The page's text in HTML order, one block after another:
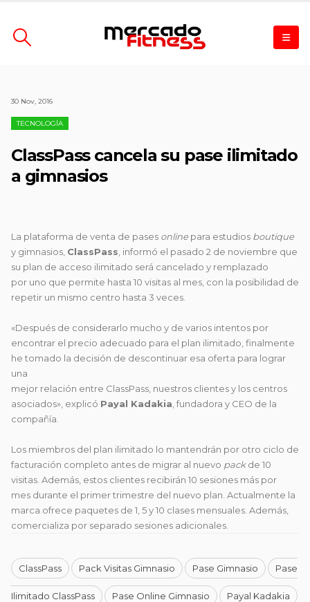
30 Nov, 2016
TECNOLOGÍA
ClassPass cancela su pase ilimitado
a gimnasios
La plataforma de venta de pases onlinepara estudios boutique
y gimnasios, ClassPass , informó el pasado 2 de noviembre que
su plan de acceso ilimitado será cancelado y remplazado
por uno que permite hasta 10 visitas al mes, con la posibilidad de
repetir un mismo centro hasta 3 veces.
«Después de considerarlo mucho y de varios intentos por
encontrar el precio adecuado para el plan ilimitado, finalmente
he tomado la decisión de descontinuar esa oferta para lograr
una
mejor relación entre ClassPass, nuestros clientes y los centros
asociados», explicó Payal Kadakia , fundadora y CEO de la
compañía.
Los miembros del plan ilimitado lo mantendrán por otro ciclo de
facturación completo antes de migrar al nuevo packde 10
visitas. Además, estos clientes recibirán 10 sesiones más por
mes durante el primer trimestre del nuevo plan. Actualmente la
marca ofrece paquetes de 1, 5 y 10 clases mensuales. Además,
comercializa por separado sesiones adicionales.
ClassPass Pack Visitas Gimnasio Pase Gimnasio Pase
Ilimitado ClassPass Pase Online Gimnasio Payal Kadakia